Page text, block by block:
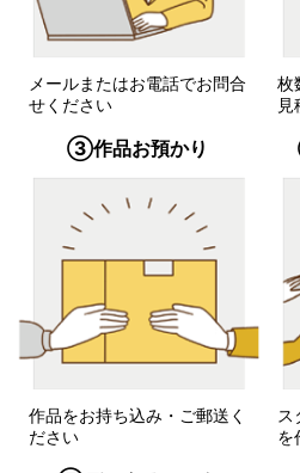
メールまたはお電話でお問合
せください
枚
③作品お預かり
作品をお持ち込み・ご郵送く
ださい
ス
を